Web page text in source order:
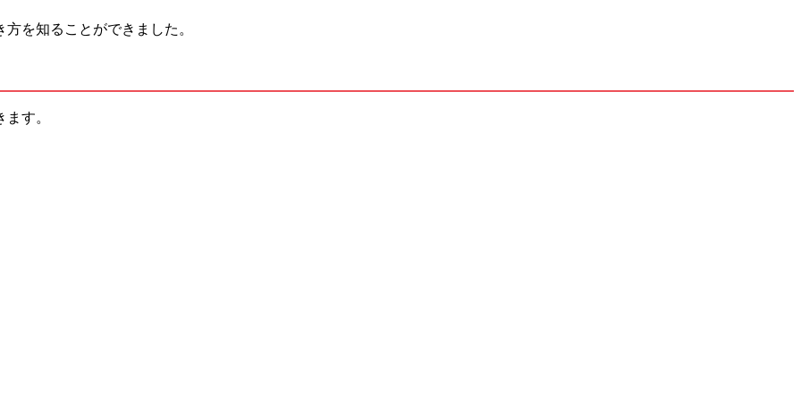
を知ることができました。
す。